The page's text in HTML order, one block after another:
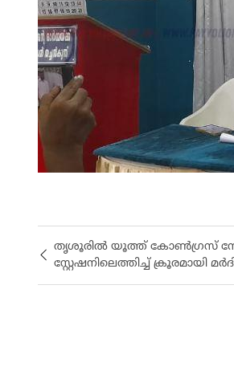
തൃശൂരിൽ യൂത്ത് കോൺഗ്രസ്
സ്റ്റേഷനിലെത്തിച്ച് ക്രൂരമായി